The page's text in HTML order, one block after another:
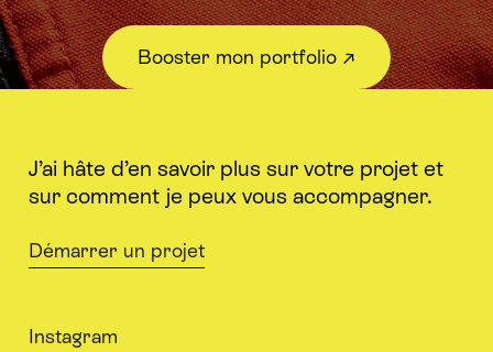
Booster mon portfolio ↗︎
J’ai hâte d’en savoir plus sur votre projet et
sur comment je peux vous accompagner.
Démarrer un projet
Instagram